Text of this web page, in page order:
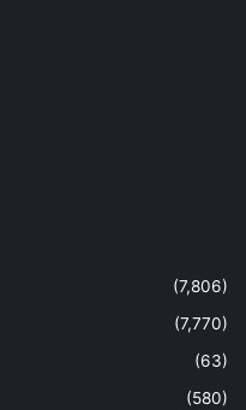
(7,806)
(7,770)
(63)
(580)